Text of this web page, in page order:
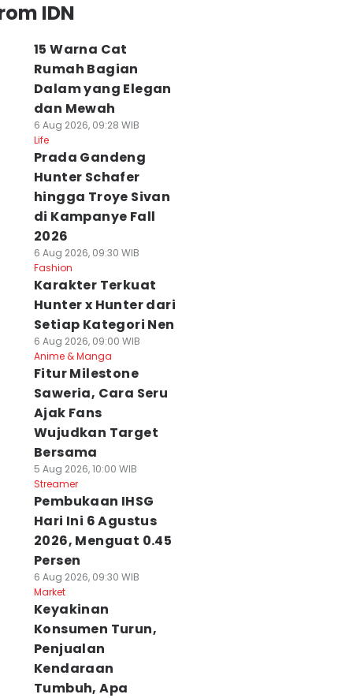
IDN
15 Warna Cat
Rumah Bagian
Dalam yang Elegan
dan Mewah
6 Aug 2026, 09:28 WIB
Life
Prada Gandeng
Hunter Schafer
hingga Troye Sivan
di Kampanye Fall
2026
6 Aug 2026, 09:30 WIB
Fashion
Karakter Terkuat
Hunter x Hunter dari
Setiap Kategori Nen
6 Aug 2026, 09:00 WIB
Anime & Manga
Fitur Milestone
Saweria, Cara Seru
Ajak Fans
Wujudkan Target
Bersama
5 Aug 2026, 10:00 WIB
Streamer
Pembukaan IHSG
Hari Ini 6 Agustus
2026, Menguat 0.45
Persen
6 Aug 2026, 09:30 WIB
Market
Keyakinan
Konsumen Turun,
Penjualan
Kendaraan
Tumbuh, Apa